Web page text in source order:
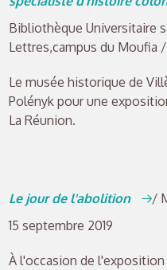
Bibliothèque Universitaire
Lettres,campus du Moufia
Le musée historique de
Polényk pour une
La Réunion.
Le jour de l'abolition
/
15 septembre 2019
À l'occasion de